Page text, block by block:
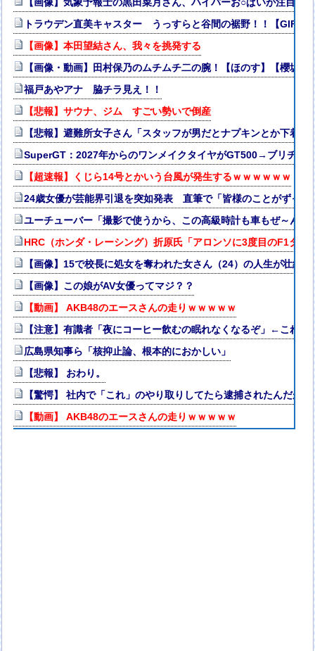
【画像】気象予報士の黒田菜月さん、ハイパーお○ぱいが注目を
トラウデン直美キャスター うっすらと谷間の裾野！！【GIF動
【画像】本田望結さん、我々を挑発する
【画像・動画】田村保乃のムチムチ二の腕！【ほのす】【櫻坂46
福戸あやアナ 脇チラ見え！！
【悲報】サウナ、ジム すごい勢いで倒産
【悲報】避難所女子さん「スタッフが男だとナプキンとか下着と
SuperGT：2027年からのワンメイクタイヤがGT500→ブリヂス
【超速報】くじら14号とかいう台風が発生するｗｗｗｗｗｗ
24歳女優が芸能界引退を突如発表 直筆で「皆様のことがずっと
ユーチューバー「撮影で使うから、この高級時計も車もぜ～んぶ
HRC（ホンダ・レーシング）折原氏「アロンソに3度目のF1タイ
【画像】15で校長に処女を奪われた女さん（24）の人生が壮絶
【画像】この娘がAV女優ってマジ？？
【動画】 AKB48のエースさんの走りｗｗｗｗｗ
【注意】有識者「夜にコーヒー飲むの眠れなくなるぞ」←これ・
広島県知事ら「核抑止論、根本的におかしい」
【悲報】 おわり。
【驚愕】 社内で「これ」のやり取りしてたら逮捕されたんだが
【動画】 AKB48のエースさんの走りｗｗｗｗｗ